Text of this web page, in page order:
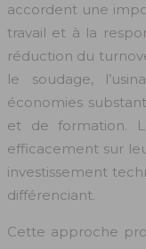
accordent une
travail et à la
réduction du
le soudage,
économies
et de formation.
efficacement sur
investissement
différenciant.
Cette approche